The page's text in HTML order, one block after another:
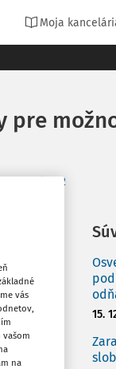
Moja
praxe 5/2012
Zdieľať
15.
vás
vašom
na